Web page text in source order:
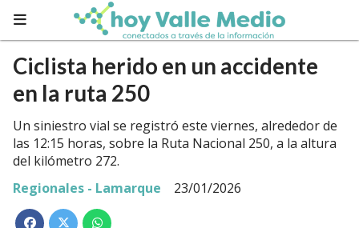
Ciclista herido en un accidente
en la ruta 250
Un siniestro vial se registró este viernes, alrededor de
las 12:15 horas, sobre la Ruta Nacional 250, a la altura
del kilómetro 272.
Regionales - Lamarque
23/01/2026